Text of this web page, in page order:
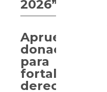
2026”
Aprueban
donaciones
para
fortalecer
derechos,